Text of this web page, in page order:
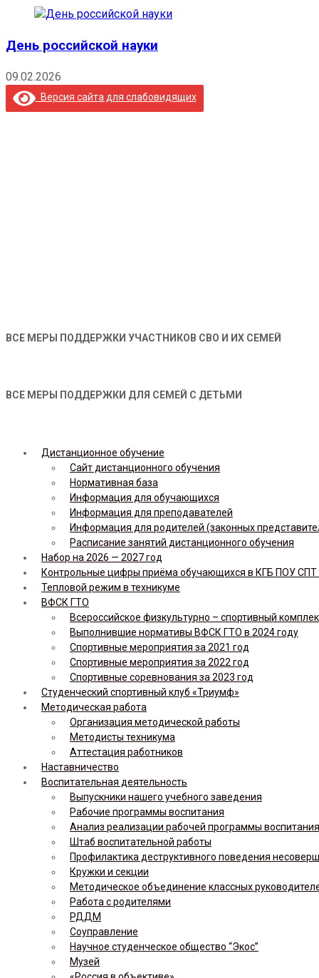
День российской науки
09.02.2026
Версия сайта для слабовидящих
ВСЕ МЕРЫ ПОДДЕРЖКИ УЧАСТНИКОВ СВО И ИХ СЕМЕЙ
ВСЕ МЕРЫ ПОДДЕРЖКИ ДЛЯ СЕМЕЙ С ДЕТЬМИ
Дистанционное обучение
Сайт дистанционного обучения
Нормативная база
Информация для обучающихся
Информация для преподавателей
Информация для родителей (законных
Расписание занятий дистанционного обучения
Набор на 2026 — 2027 год
Контрольные цифры приёма обучающихся в КГБ ПОУ СПТ
Тепловой режим в техникуме
ВФСК ГТО
Всероссийское физкультурно – спортивный
Выполнившие нормативы ВФСК ГТО в 2024 году
Спортивные мероприятия за 2021 год
Спортивные мероприятия за 2022 год
Спортивные соревнования за 2023 год
Студенческий спортивный клуб «Триумф»
Методическая работа
Организация методической работы
Методисты техникума
Аттестация работников
Наставничество
Воспитательная деятельность
Выпускники нашего учебного заведения
Рабочие программы воспитания
Анализ реализации рабочей программы
Штаб воспитательной работы
Профилактика деструктивного поведения
Кружки и секции
Методическое объединение классных
Работа с родителями
РДДМ
Соуправление
Научное студенческое общество “Экос”
Музей